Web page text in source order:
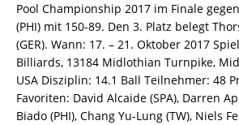
Pool Championship 2017 im Finale
(PHI) mit 150-89. Den 3. Platz belegt
(GER). Wann: 17. – 21. Oktober 2017
Billiards, 13184 Midlothian Turnpike,
USA Disziplin: 14.1 Ball Teilnehmer: 48
Favoriten: David Alcaide (SPA), Darren
Biado (PHI), Chang Yu-Lung (TW), Niels